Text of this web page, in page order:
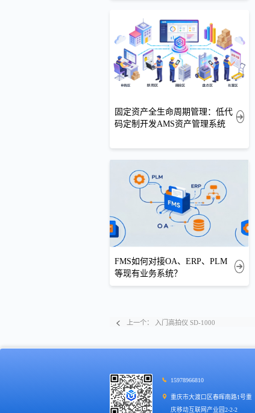
固定资产全生命周期管理：低代
码定制开发AMS资产管理系统
FMS如何对接OA、ERP、PLM
等现有业务系统？
上一个： 入门高拍仪 SD-1000
15978966810
重庆市大渡口区春晖南路1号重
庆移动互联网产业园2-2-2